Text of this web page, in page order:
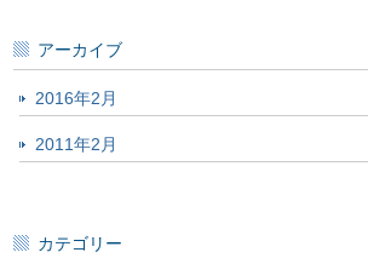
アーカイブ
2016年2月
2011年2月
カテゴリー